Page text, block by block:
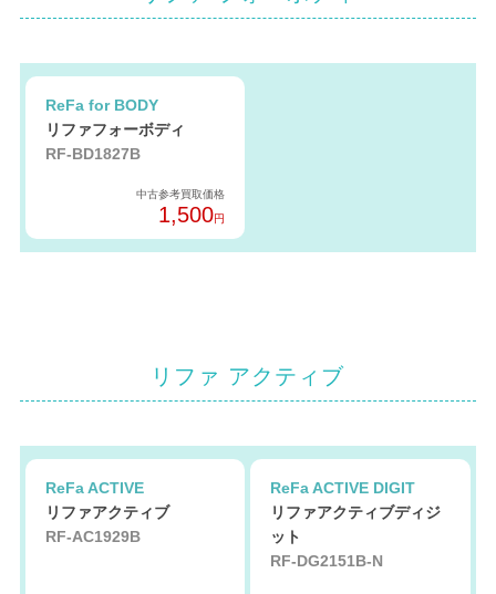
ReFa for BODY
リファフォーボディ
RF-BD1827B
中古参考買取価格
1,500円
リファ アクティブ
ReFa ACTIVE
リファアクティブ
RF-AC1929B
ReFa ACTIVE DIGIT
リファアクティブディジ
ット
RF-DG2151B-N